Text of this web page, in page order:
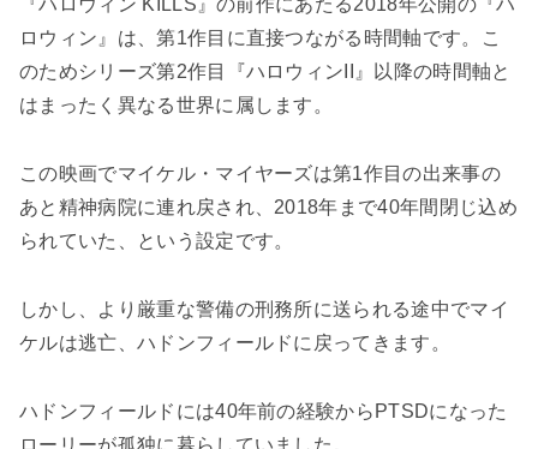
『ハロウィン KILLS』の前作にあたる2018年公開の『ハ
ロウィン』は、第1作目に直接つながる時間軸です。こ
のためシリーズ第2作目『ハロウィンII』以降の時間軸と
はまったく異なる世界に属します。
この映画でマイケル・マイヤーズは第1作目の出来事の
あと精神病院に連れ戻され、2018年まで40年間閉じ込め
られていた、という設定です。
しかし、より厳重な警備の刑務所に送られる途中でマイ
ケルは逃亡、ハドンフィールドに戻ってきます。
ハドンフィールドには40年前の経験からPTSDになった
ローリーが孤独に暮らしていました。